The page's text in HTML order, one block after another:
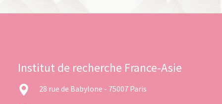
Institut de recherche France-Asie
28 rue de Babylone - 75007 Paris